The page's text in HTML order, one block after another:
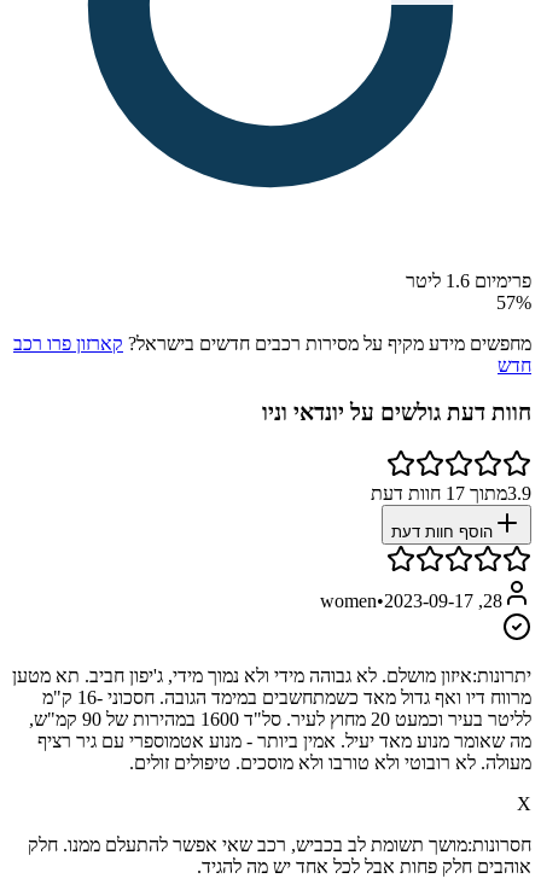
פרימיום 1.6 ליטר
57%
מחפשים מידע מקיף על מסירות רכבים חדשים בישראל? קארזון פרו רכב
חדש
חוות דעת גולשים על יונדאי וניו
3.9מתוך 17 חוות דעת
הוסף חוות דעת
28, women
•2023-09-17
יתרונות:איזון מושלם. לא גבוהה מידי ולא נמוך מידי, ג'יפון חביב. תא מטען
מרווח דיו ואף גדול מאד כשמתחשבים במימד הגובה. חסכוני -16 ק"מ
לליטר בעיר וכמעט 20 מחוץ לעיר. סל"ד 1600 במהירות של 90 קמ"ש,
מה שאומר מנוע מאד יעיל. אמין ביותר - מנוע אטמוספרי עם גיר רציף
מעולה. לא רובוטי ולא טורבו ולא מוסכים. טיפולים זולים.
X
חסרונות:מושך תשומת לב בכביש, רכב שאי אפשר להתעלם ממנו. חלק
אוהבים חלק פחות אבל לכל אחד יש מה להגיד.